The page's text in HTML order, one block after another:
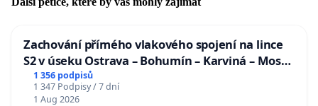
Zachování přímého vlakového spojení na lince
S2 v úseku Ostrava – Bohumín – Karviná – Mosty
u Jablunkova
1 356 podpisů
1 347 Podpisy / 7 dní
1 Aug 2026